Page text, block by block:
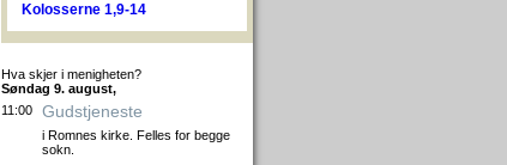
Kolosserne 1,9-14
Hva skjer i menigheten?
Søndag 9. august,
11:00
Gudstjeneste
i Romnes kirke. Felles for begge
sokn.